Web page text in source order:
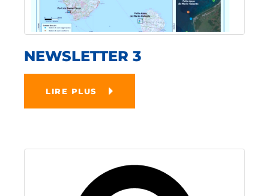
NEWSLETTER 3
LIRE PLUS